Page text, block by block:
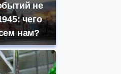
не
чего
нам?